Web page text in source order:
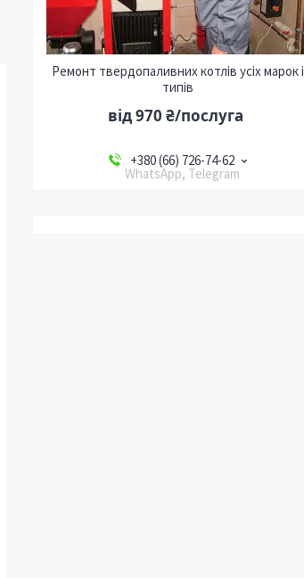
Ремонт твердопаливних котлів усіх марок і
типів
від 970 ₴/послуга
+380 (66) 726-74-62
WhatsApp, Telegram